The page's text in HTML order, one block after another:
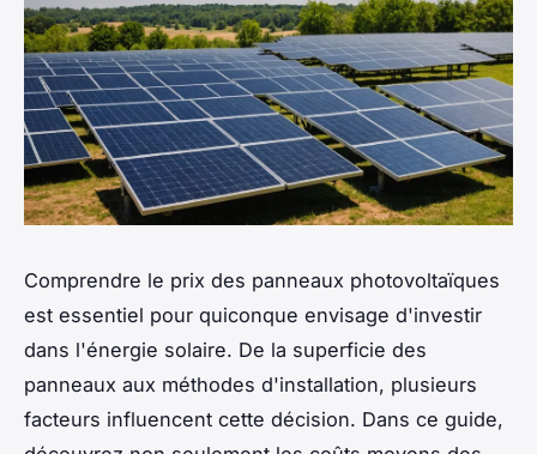
Comprendre le prix des panneaux photovoltaïques
est essentiel pour quiconque envisage d'investir
dans l'énergie solaire. De la superficie des
panneaux aux méthodes d'installation, plusieurs
facteurs influencent cette décision. Dans ce guide,